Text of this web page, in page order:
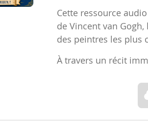
Cette ressource
de Vincent van
des peintres les plus
À travers un récit